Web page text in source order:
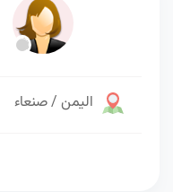
اليمن / صنعاء